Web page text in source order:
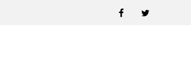
FacebookTwitter